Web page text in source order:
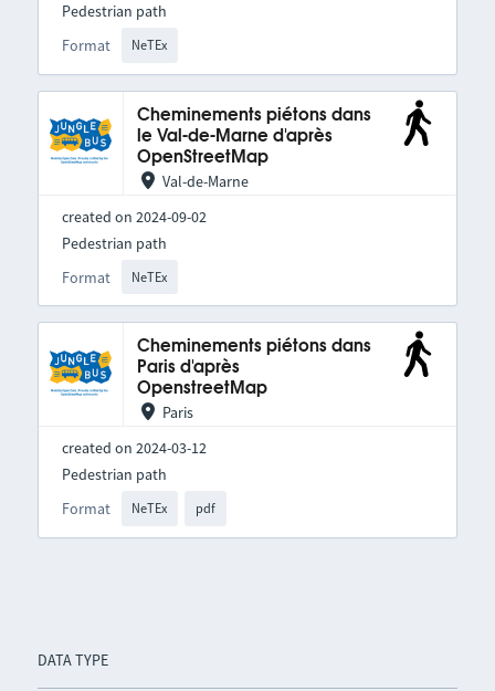
DATA TYPE
Format NeTEx
Pedestrian path
Cheminements piétons dans
le Val-de-Marne d'après
OpenStreetMap
Val-de-Marne
created on 2024-09-02
Format NeTEx
Pedestrian path
Cheminements piétons dans
Paris d'après
OpenstreetMap
Paris
created on 2024-03-12
Format NeTEx pdf
Pedestrian path